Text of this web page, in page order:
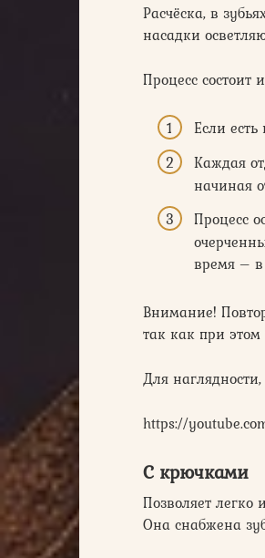
Расчёска, в
насадки
Процесс состоит
Если
Каждая
начиная
Процесс
время –
Внимание!
так как при
Для
https://
С крючками
Позволяет
Она снабжена